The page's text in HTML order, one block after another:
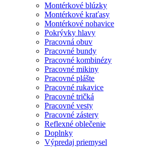
Montérkové blúzky
Montérkové kraťasy
Montérkové nohavice
Pokrývky hlavy
Pracovná obuv
Pracovné bundy
Pracovné kombinézy
Pracovné mikiny
Pracovné plášte
Pracovné rukavice
Pracovné tričká
Pracovné vesty
Pracovné zástery
Reflexné oblečenie
Doplnky
Výpredaj priemysel